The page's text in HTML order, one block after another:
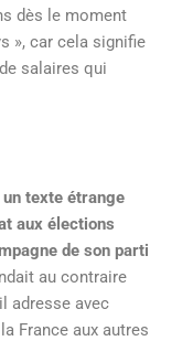
dès le moment
», car cela signifie
salaires qui
un texte étrange
aux élections
de son parti
au contraire
adresse avec
France aux autres